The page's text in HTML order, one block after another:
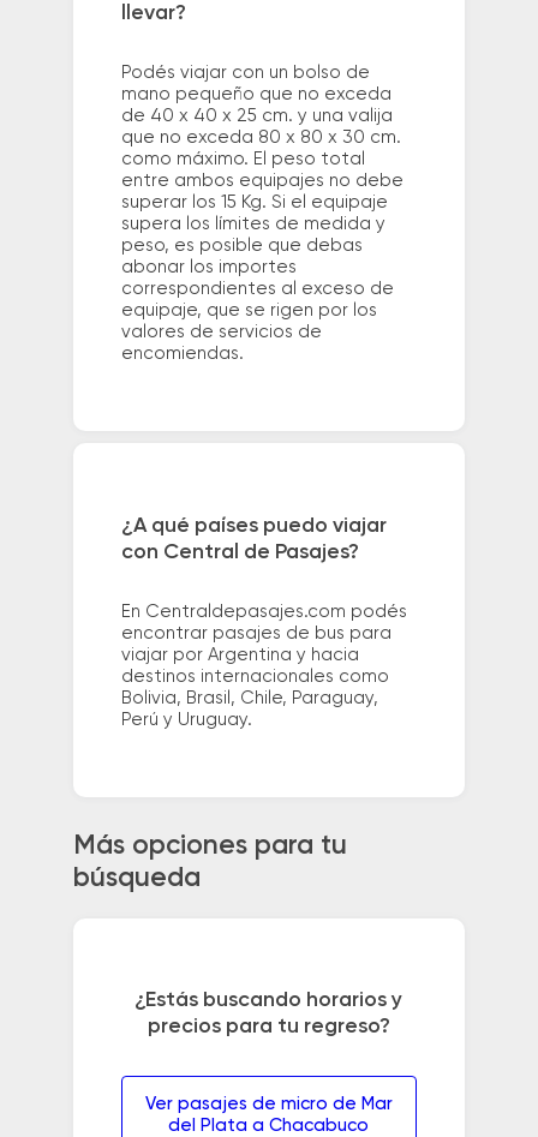
llevar?
Podés viajar con un bolso de
mano pequeño que no exceda
de 40 x 40 x 25 cm. y una valija
que no exceda 80 x 80 x 30 cm.
como máximo. El peso total
entre ambos equipajes no debe
superar los 15 Kg. Si el equipaje
supera los límites de medida y
peso, es posible que debas
abonar los importes
correspondientes al exceso de
equipaje, que se rigen por los
valores de servicios de
encomiendas.
¿A qué países puedo viajar
con Central de Pasajes?
En Centraldepasajes.com podés
encontrar pasajes de bus para
viajar por Argentina y hacia
destinos internacionales como
Bolivia, Brasil, Chile, Paraguay,
Perú y Uruguay.
Más opciones para tu
búsqueda
¿Estás buscando horarios y
precios para tu regreso?
Ver pasajes de micro de Mar
del Plata a Chacabuco